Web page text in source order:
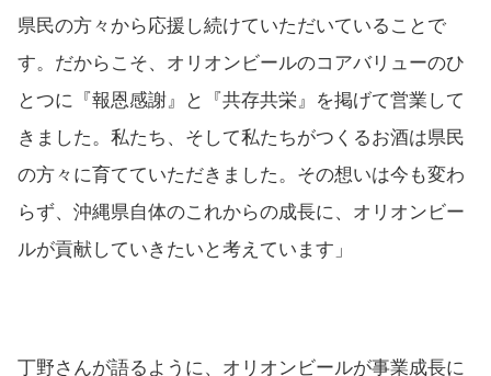
県民の方々から応援し続けていただいていることで
す。だからこそ、オリオンビールのコアバリューのひ
とつに『報恩感謝』と『共存共栄』を掲げて営業して
きました。私たち、そして私たちがつくるお酒は県民
の方々に育てていただきました。その想いは今も変わ
らず、沖縄県自体のこれからの成長に、オリオンビー
ルが貢献していきたいと考えています」
丁野さんが語るように、オリオンビールが事業成長に